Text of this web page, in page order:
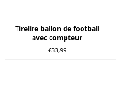
Tirelire ballon de football
avec compteur
Prix
€33,99